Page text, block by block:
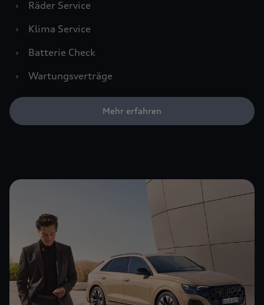
›
Räder Service
›
Klima Service
›
Batterie Check
›
Wartungsverträge
Mehr erfahren